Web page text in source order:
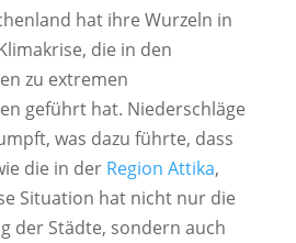
hat ihre Wurzeln in
die in den
zu extremen
geführt hat. Niederschläge
was dazu führte, dass
die in der Region Attika,
Situation hat nicht nur die
der Städte, sondern auch